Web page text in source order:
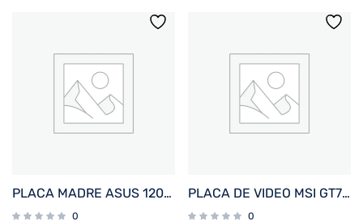
PLACA MADRE ASUS 1200 PRIME H510M-R R2.0 V/S/R/HDMI/DDR4/USB3.2/MATX
0
PLACA DE VIDEO MSI GT710 2GB DDR3 GT710-2GD3-LP
0